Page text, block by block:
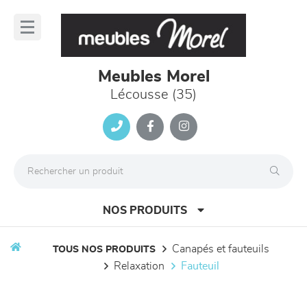
Meubles Morel
Lécousse (35)
NOS PRODUITS
TOUS NOS PRODUITS
canapés et fauteuils
relaxation
fauteuil